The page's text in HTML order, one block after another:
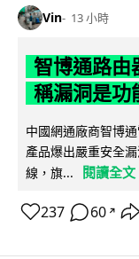
Vin 13 小時
智博通路由
稱漏洞是功
中國網通廠商智博
產品爆出嚴重安全
線，旗...
閱讀全文
237 60 ↗